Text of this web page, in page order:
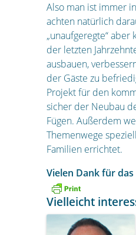
Also man ist immer
achten natürlich
„unaufgeregte“
der letzten
ausbauen,
der Gäste zu
Projekt für den
sicher der Neubau
Fügen. Außerdem
Themenwege
Familien errichtet.
Vielen Dank für
Vielleicht